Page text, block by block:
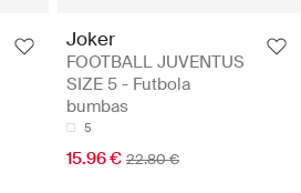
Joker
FOOTBALL JUVENTUS
SIZE 5 - Futbola
bumbas
5
15.96 € 22.80 €